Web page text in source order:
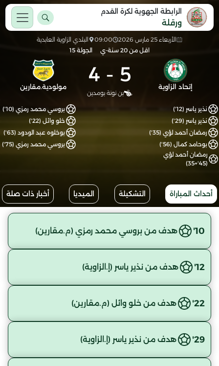
الرابطة الجهوية لكرة القدم
ورقلة
الأربعاء 25 مارس 2026 09:00
البلدي الزاوية العابدية
اقل من 20 سنة-ي
الجولة 15
إتحاد الزاوية 5
-
4
بن نونة بومدين
مولودية.مقارين
نذير ياسر (12')
نذير ياسر (29')
رمضان أحمد لؤي (35')
بوحامد كمال (56')
رمضان أحمد لؤي
(45'+35)
بروسي محمد رمزي (10')
خلو وائل (22')
بوخلوه عبد الودود (63')
بروسي محمد رمزي (75')
أحداث المباراة التشكيلة الميديا أخبار ذات صلة
10' هدف من بروسي محمد رمزي (م.مقارين)
12' هدف من نذير ياسر (إ.الزاوية)
22' هدف من خلو وائل (م.مقارين)
29' هدف من نذير ياسر (إ.الزاوية)